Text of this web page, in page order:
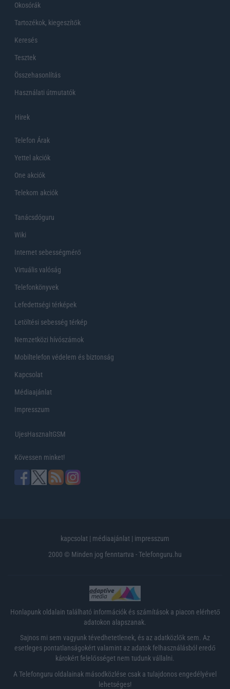
Okosórák
Tartozékok, kiegeszítők
Keresés
Tesztek
Összehasonlítás
Használati útmutatók
Hirek
Telefon Árak
Yettel akciók
One akciók
Telekom akciók
Tanácsdóguru
Wiki
Internet sebességmérő
Virtuális valóság
Telefonkönyvek
Lefedettségi térképek
Letöltési sebesség térkép
Nemzetközi hívószámok
Mobiltelefon védelem és biztonság
Kapcsolat
Médiaajánlat
Impresszum
UjesHasznaltGSM
Kövessen minket!
kapcsolat | médiaajánlat | impresszum
2000 © Minden jog fenntartva - Telefonguru.hu
Honlapunk oldalain található információk és számítások a piacon elérhető
adatokon alapszanak.
Sajnos mi sem vagyunk tévedhetetlenek, és az adatközlők sem. Az
esetleges pontatlanságokért valamint az adatok felhasználásból eredő
károkért felelősséget nem tudunk vállalni.
A Telefonguru oldalainak másodközlése csak a tulajdonos engedélyével
lehetséges!